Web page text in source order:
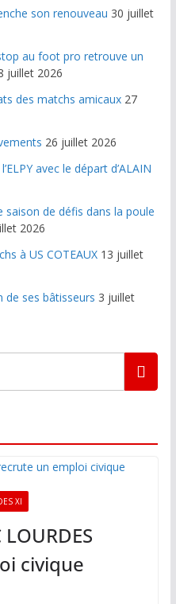
son renouveau 30 juillet
au foot pro retrouve un
juillet 2026
des matchs amicaux 27
26 juillet 2026
avec le départ d’ALAIN
saison de défis dans la poule
2026
à US COTEAUX 13 juillet
de ses bâtisseurs 3 juillet
XI
civique